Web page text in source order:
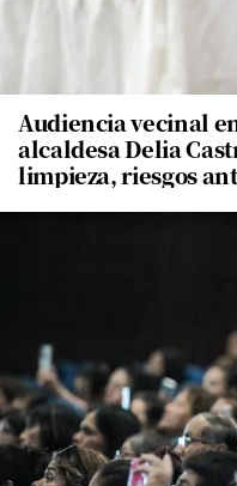
Audiencia vecinal
alcaldesa Delia
limpieza, riesgos